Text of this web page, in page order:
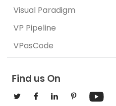
Visual Paradigm
VP Pipeline
VPasCode
Find us On